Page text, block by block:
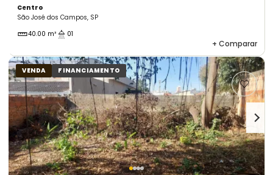
Centro
São José dos Campos, SP
40.00 m²
01
+ Comparar
VENDA FINANCIAMENTO